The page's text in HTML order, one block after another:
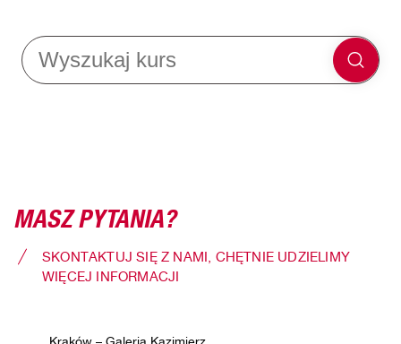
SKONTAKTUJ SIĘ Z NAMI, CHĘTNIE UDZIELIMY
WIĘCEJ INFORMACJI
MASZ PYTANIA?
Kraków – Galeria Kazimierz